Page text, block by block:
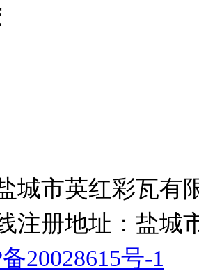
城市英红彩瓦有
注册地址：盐城
20028615号-1